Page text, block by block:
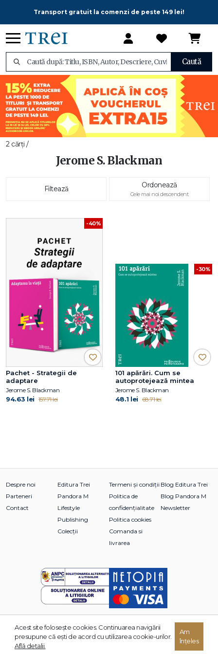
Transport gratuit la comenzi de peste 149 lei!
Caută
2 cărți /
Jerome S. Blackman
Filtează Ordonează
Cele mai noi descendent
-40%
Pachet - Strategii de
adaptare
Jerome S. Blackman
94.63 lei 157.71 lei
-30%
101 apărări. Cum se
autoprotejează mintea
Jerome S. Blackman
48.1 lei 68.71 lei
Despre noi
Parteneri
Contact
Editura Trei
Pandora M
Lifestyle
Publishing
Colecții
Termeni și condiții
Politica de
confidențialitate
Politica cookies
Comanda si
livrarea
Blog Editura Trei
Blog Pandora M
Newsletter
© 2026 Grupul Editorial TREI. Toate drepturile rezervate.
Acest site foloseşte cookies. Continuarea navigării
presupune că eşti de acord cu utilizarea cookie-urilor.
Află detalii.
Am
înțeles